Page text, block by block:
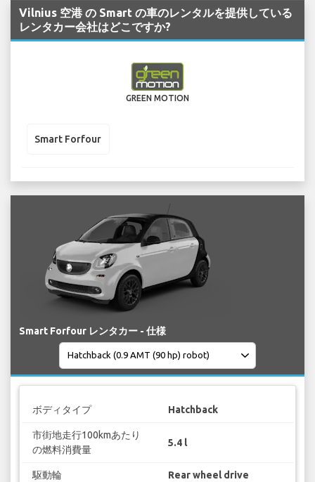
Vilnius 空港 の Smart の車のレンタルを提供している
レンタカー会社はどこですか?
GREEN MOTION
Smart Forfour
Smart Forfour レンタカー - 仕様
ボディタイプ Hatchback
市街地走行100kmあたり
の燃料消費量
5.4 l
駆動輪 Rear wheel drive